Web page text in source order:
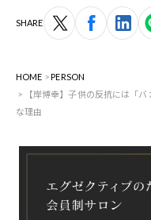
SHARE
HOME
PERSON
【岸博幸】子供の反抗には「
な理由